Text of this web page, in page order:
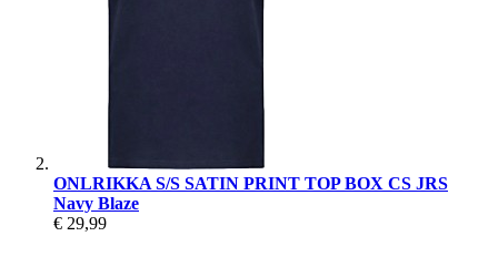
ONLRIKKA S/S SATIN PRINT TOP BOX CS JRS
Navy Blaze
€ 29,99